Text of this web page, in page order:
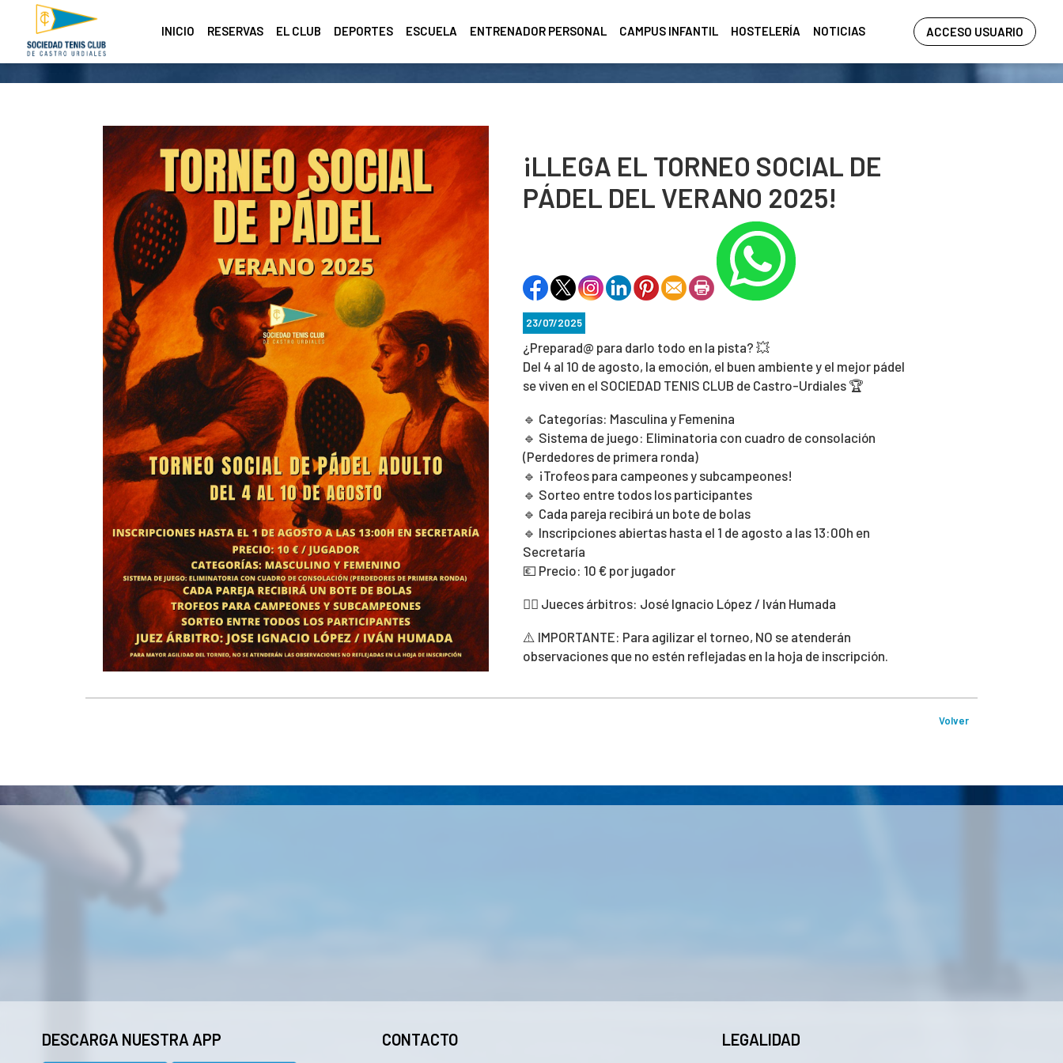
ACCESO USUARIO
INICIO RESERVAS EL CLUB DEPORTES ESCUELA ENTRENADOR PERSONAL CAMPUS INFANTIL HOSTELERÍA NOTICIAS
¡LLEGA EL TORNEO SOCIAL DE
PÁDEL DEL VERANO 2025!
23/07/2025
¿Preparad@ para darlo todo en la pista? 💥
Del 4 al 10 de agosto, la emoción, el buen ambiente y el mejor pádel
se viven en el SOCIEDAD TENIS CLUB de Castro-Urdiales 🏆
🔹 Categorías: Masculina y Femenina
🔹 Sistema de juego: Eliminatoria con cuadro de consolación
(Perdedores de primera ronda)
🔹 ¡Trofeos para campeones y subcampeones!
🔹 Sorteo entre todos los participantes
🔹 Cada pareja recibirá un bote de bolas
🔹 Inscripciones abiertas hasta el 1 de agosto a las 13:00h en
Secretaría
💶 Precio: 10 € por jugador
👨‍⚖️ Jueces árbitros: José Ignacio López / Iván Humada
⚠️ IMPORTANTE: Para agilizar el torneo, NO se atenderán
observaciones que no estén reflejadas en la hoja de inscripción.
Volver
DESCARGA NUESTRA APP CONTACTO LEGALIDAD